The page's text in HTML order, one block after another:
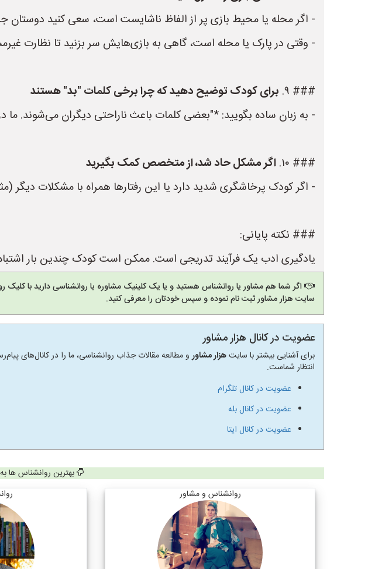
- اگر محله یا محیط بازی پر از الفاظ ناشایست است، سعی کنید دوستان
- وقتی در پارک یا محله است، گاهی به بازی‌هایش سر بزنید تا نظارت
### ۹.
برای کودک توضیح دهید که چرا برخی کلمات "بد" هستند
- به زبان ساده بگویید: *"بعضی کلمات باعث ناراحتی دیگران می‌شوند. ما
### ۱۰.
اگر مشکل حاد شد، از متخصص کمک بگیرید
- اگر کودک پرخاشگری شدید دارد یا این رفتارها همراه با مشکلات دیگر
### نکته پایانی:
یادگیری ادب یک فرآیند تدریجی است. ممکن است کودک چندین بار اشتباه
اگر شما هم مشاور یا روانشناس هستید و یا یک کلینیک مشاوره یا روانشناسی دارید با کلیک
سایت هزار مشاور ثبت نام نموده و سپس خودتان را معرفی کنید.
عضویت در کانال هزار مشاور
برای آشنایی بیشتر با سایتهزار مشاورو مطالعه مقالات جذاب روانشناسی، ما را در کانال‌های
انتظار شماست.
عضویت در کانال تلگرام
عضویت در کانال بله
عضویت در کانال ایتا
بهترین روانشناس ها
روانشناس و مشاور